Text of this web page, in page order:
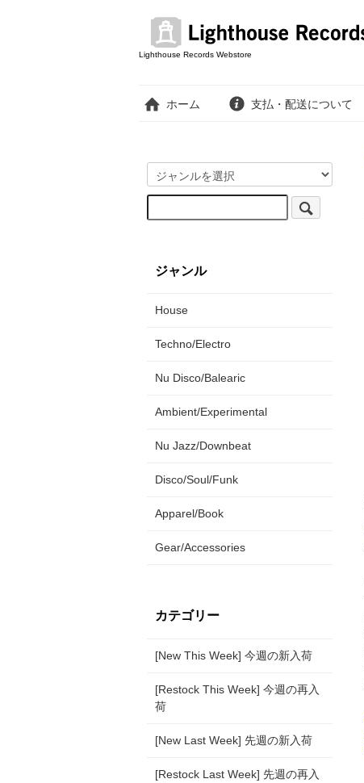
Lighthouse Records Webstore
ホーム 支払・配送について
ジャンル
House
Techno/Electro
Nu Disco/Balearic
Ambient/Experimental
Nu Jazz/Downbeat
Disco/Soul/Funk
Apparel/Book
Gear/Accessories
カテゴリー
[New This Week] 今週の新入荷
[Restock This Week] 今週の再入
荷
[New Last Week] 先週の新入荷
[Restock Last Week] 先週の再入